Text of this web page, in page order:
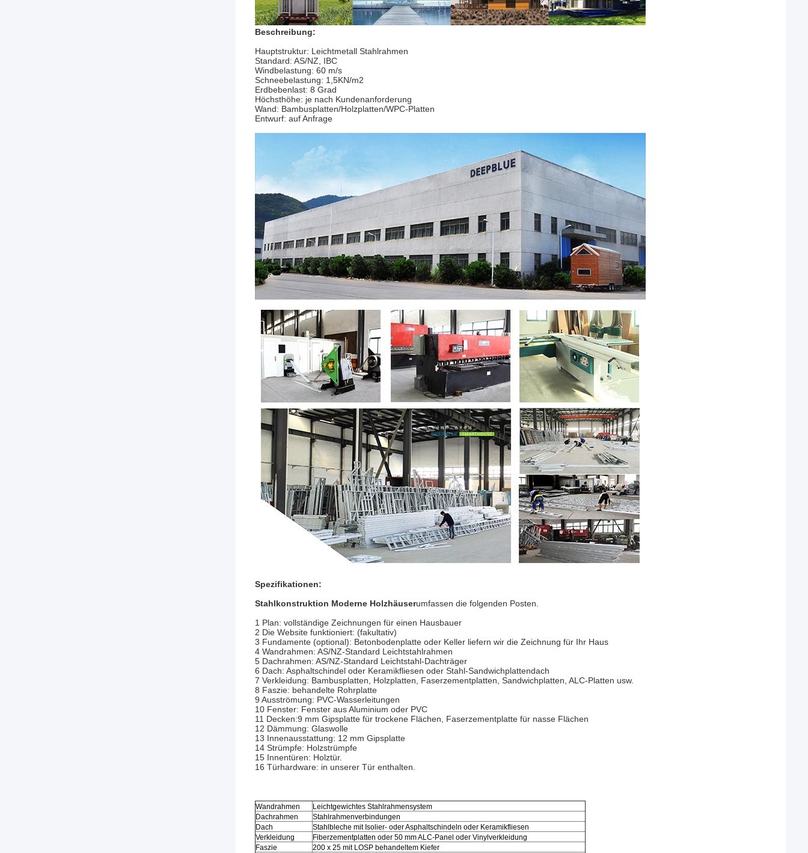
Beschreibung:
Hauptstruktur: Leichtmetall Stahlrahmen
Standard: AS/NZ, IBC
Windbelastung: 60 m/s
Schneebelastung: 1,5KN/m2
Erdbebenlast: 8 Grad
Höchsthöhe: je nach Kundenanforderung
Wand: Bambusplatten/Holzplatten/WPC-Platten
Entwurf: auf Anfrage
Spezifikationen:
Stahlkonstruktion Moderne Holzhäuserumfassen die folgenden Posten.
1 Plan: vollständige Zeichnungen für einen Hausbauer
2 Die Website funktioniert: (fakultativ)
3 Fundamente (optional): Betonbodenplatte oder Keller liefern wir die Zeichnung für Ihr Haus
4 Wandrahmen: AS/NZ-Standard Leichtstahlrahmen
5 Dachrahmen: AS/NZ-Standard Leichtstahl-Dachträger
6 Dach: Asphaltschindel oder Keramikfliesen oder Stahl-Sandwichplattendach
7 Verkleidung: Bambusplatten, Holzplatten, Faserzementplatten, Sandwichplatten, ALC-Platten usw.
8 Faszie: behandelte Rohrplatte
9 Ausströmung: PVC-Wasserleitungen
10 Fenster: Fenster aus Aluminium oder PVC
11 Decken:9 mm Gipsplatte für trockene Flächen, Faserzementplatte für nasse Flächen
12 Dämmung: Glaswolle
13 Innenausstattung: 12 mm Gipsplatte
14 Strümpfe: Holzstrümpfe
15 Innentüren: Holztür.
16 Türhardware: in unserer Tür enthalten.
Wandrahmen
Leichtgewichtes Stahlrahmensystem
Dachrahmen
Stahlrahmenverbindungen
Dach
Stahlbleche mit Isolier- oder Asphaltschindeln oder Keramikfliesen
Verkleidung
Fiberzementplatten oder 50 mm ALC-Panel oder Vinylverkleidung
Faszie
200 x 25 mit LOSP behandeltem Kiefer